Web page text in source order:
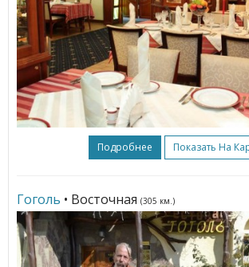
Подробнее Показать На
Гоголь • Восточная (305 км.)